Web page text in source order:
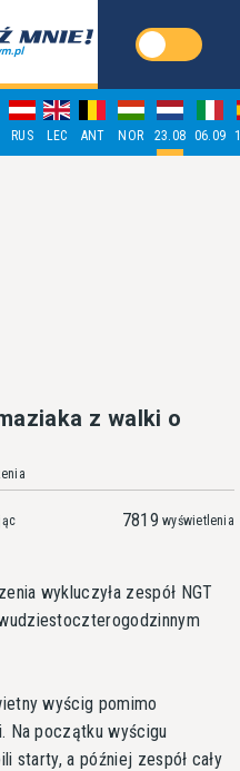
RUS LEC ANT NOR 23.08 06.09
z walki o
7819 wyświetlenia
wykluczyła zespół NGT
wyścig pomimo
Na początku wyścigu
starty, a później zespół cały